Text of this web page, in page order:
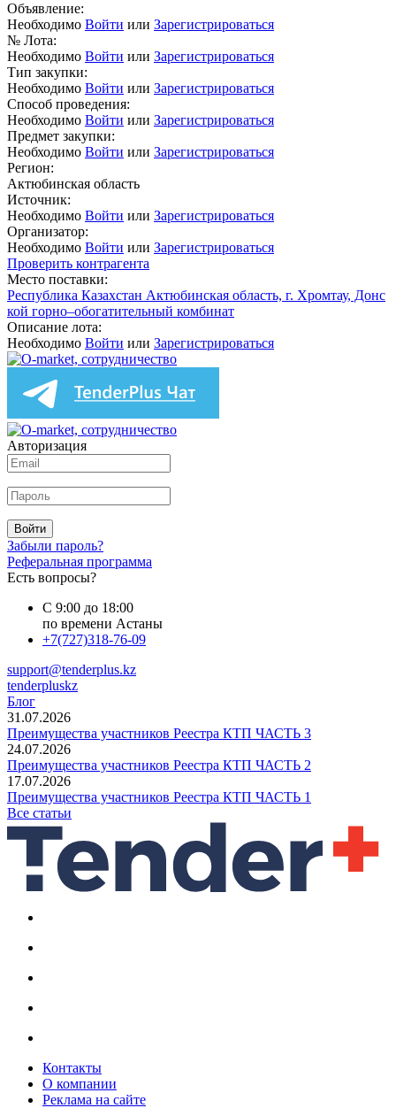
Объявление:
Необходимо Войти или Зарегистрироваться
№ Лота:
Необходимо Войти или Зарегистрироваться
Тип закупки:
Необходимо Войти или Зарегистрироваться
Способ проведения:
Необходимо Войти или Зарегистрироваться
Предмет закупки:
Необходимо Войти или Зарегистрироваться
Регион:
Актюбинская область
Источник:
Необходимо Войти или Зарегистрироваться
Организатор:
Необходимо Войти или Зарегистрироваться
Проверить контрагента
Место поставки:
Республика Казахстан Актюбинская область, г. Хромтау, Донс
кой горно–обогатительный комбинат
Описание лота:
Необходимо Войти или Зарегистрироваться
Авторизация
Войти
Забыли пароль?
Реферальная программа
Есть вопросы?
С 9:00 до 18:00
по времени Астаны
+7(727)318-76-09
support@tenderplus.kz
tenderpluskz
Блог
31.07.2026
Преимущества участников Реестра КТП ЧАСТЬ 3
24.07.2026
Преимущества участников Реестра КТП ЧАСТЬ 2
17.07.2026
Преимущества участников Реестра КТП ЧАСТЬ 1
Все статьи
Контакты
О компании
Реклама на сайте